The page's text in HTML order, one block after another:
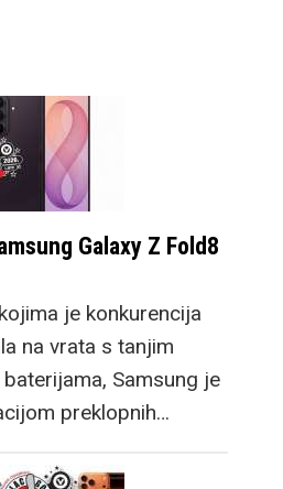
Galaxy Z Fold8
je konkurencija
na vrata s tanjim
Samsung je
preklopnih…